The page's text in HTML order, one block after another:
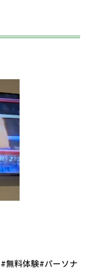
無料体験#パーソナ